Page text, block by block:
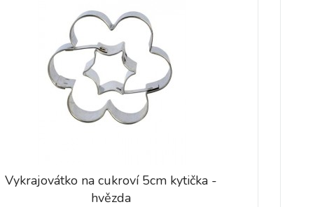
Vykrajovátko na cukroví 5cm kytička -
hvězda